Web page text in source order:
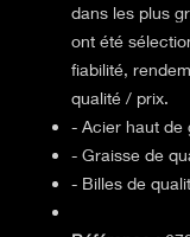
dans les plus
ont été
fiabilité,
qualité / prix.
- Acier haut de
- Graisse de
- Billes de